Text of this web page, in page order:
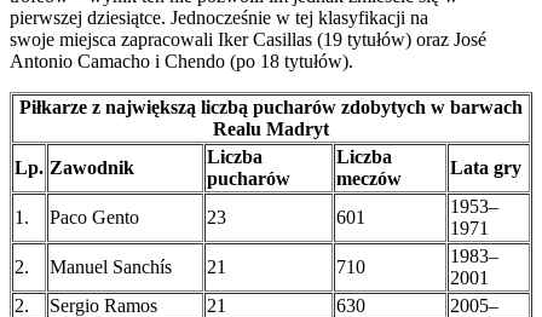
pierwszej dziesiątce. Jednocześnie w tej klasyfikacji na
swoje miejsca zapracowali Iker Casillas (19 tytułów) oraz José
Antonio Camacho i Chendo (po 18 tytułów).
Piłkarze z największą liczbą pucharów zdobytych w barwach
Realu Madryt
Lp. Zawodnik
Liczba
pucharów
Liczba
meczów
Lata gry
1. Paco Gento 23 601
1953–
1971
2.
Manuel Sanchís 21 710
1983–
2001
2.
Sergio Ramos 21 630
2005–